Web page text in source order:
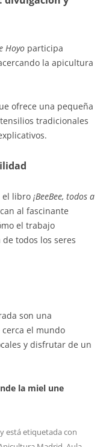
Hoyo participa
la apicultura
ofrece una pequeña
tradicionales
el libro ¡BeeBee, todos a
al fascinante
el trabajo
todos los seres
son una
el mundo
y disfrutar de un
la miel une
y está etiquetada con